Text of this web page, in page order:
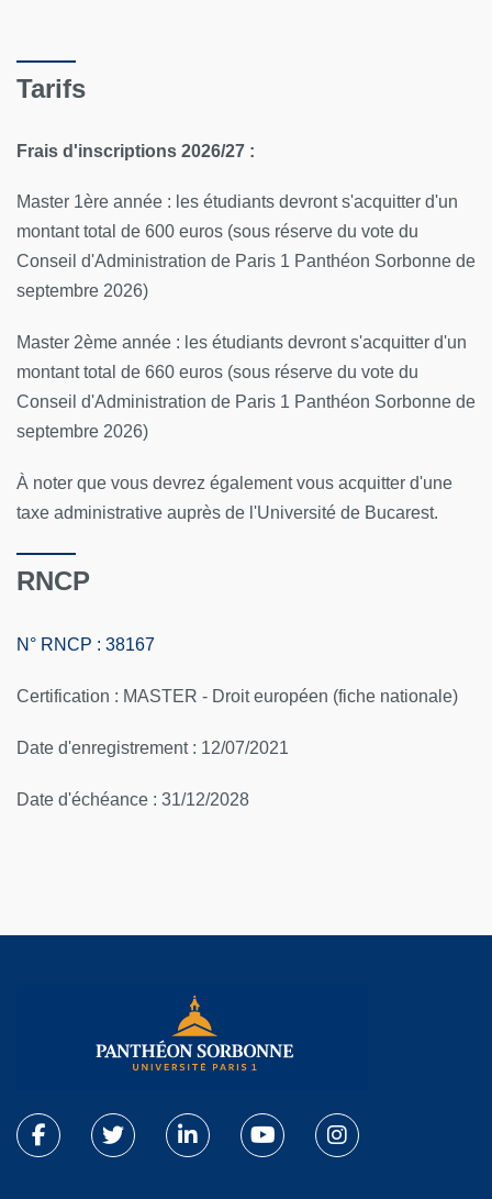
Tarifs
Frais d'inscriptions 2026/27 :
Master 1ère année : les étudiants devront s'acquitter d'un
montant total de 600 euros (sous réserve du vote du
Conseil d'Administration de Paris 1 Panthéon Sorbonne de
septembre 2026)
Master 2ème année : les étudiants devront s'acquitter d'un
montant total de 660 euros (sous réserve du vote du
Conseil d'Administration de Paris 1 Panthéon Sorbonne de
septembre 2026)
À noter que vous devrez également vous acquitter d'une
taxe administrative auprès de l'Université de Bucarest.
RNCP
N° RNCP : 38167
Certification : MASTER - Droit européen (fiche nationale)
Date d'enregistrement : 12/07/2021
Date d'échéance : 31/12/2028